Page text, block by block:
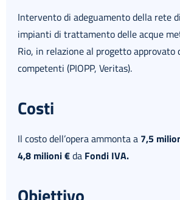
Intervento di adeguamento della rete
impianti di trattamento delle acque
Rio, in relazione al progetto approvato
competenti (PIOPP, Veritas).
Costi
Il costo dell’opera ammonta a 7,5
4,8 milioni €da Fondi IVA.